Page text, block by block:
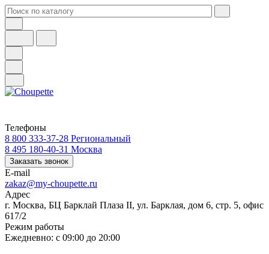
Телефоны
8 800 333-37-28 Региональный
8 495 180-40-31 Москва
Заказать звонок
E-mail
zakaz@my-choupette.ru
Адрес
г. Москва, БЦ Барклай Плаза II, ул. Барклая, дом 6, стр. 5, офис
617/2
Режим работы
Ежедневно: с 09:00 до 20:00